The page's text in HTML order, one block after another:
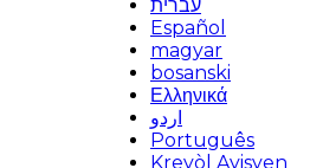
עברית
Español
magyar
bosanski
Ελληνικά
اردو
Português
Kreyòl Ayisyen